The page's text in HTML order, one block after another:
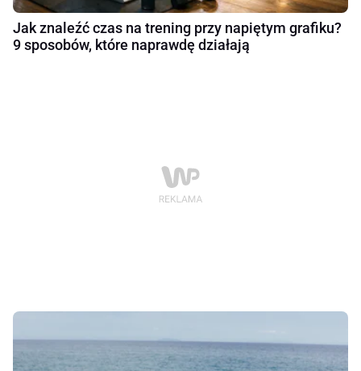
Jak znaleźć czas na trening przy napiętym grafiku?
9 sposobów, które naprawdę działają